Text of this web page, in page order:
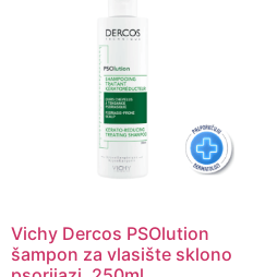
Vichy Dercos PSOlution
šampon za vlasište sklono